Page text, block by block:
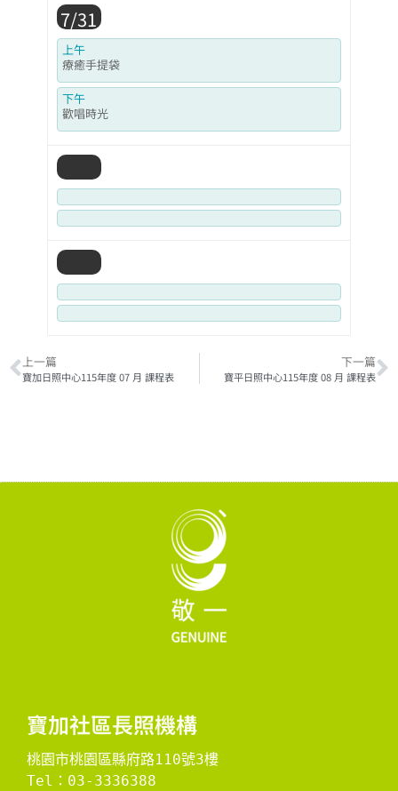
7/31
上午
療癒手提袋
下午
歡唱時光
上一篇
寶加日照中心115年度 07 月 課程表
下一篇
寶平日照中心115年度 08 月 課程表
寶加社區長照機構
桃園市桃園區縣府路110號3樓
Tel：03-3336388